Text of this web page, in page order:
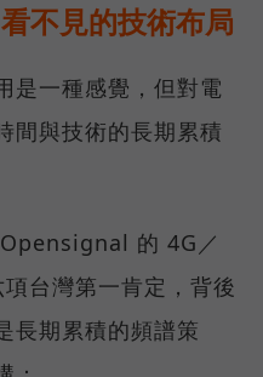
不見的技術布局
是一種感覺，但對電
間與技術的長期累積
的 4G／
台灣第一肯定，背後
長期累積的頻譜策